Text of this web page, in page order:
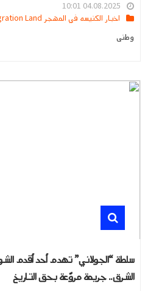
04.08.2025 10:01
اخبار الكنيسه في المهجر Church News in Immigration Land
وطنى
سلطة “الجولاني” تهدم أحد أقدم
الشرق.. جريمة مروّعة بحق التاريخ